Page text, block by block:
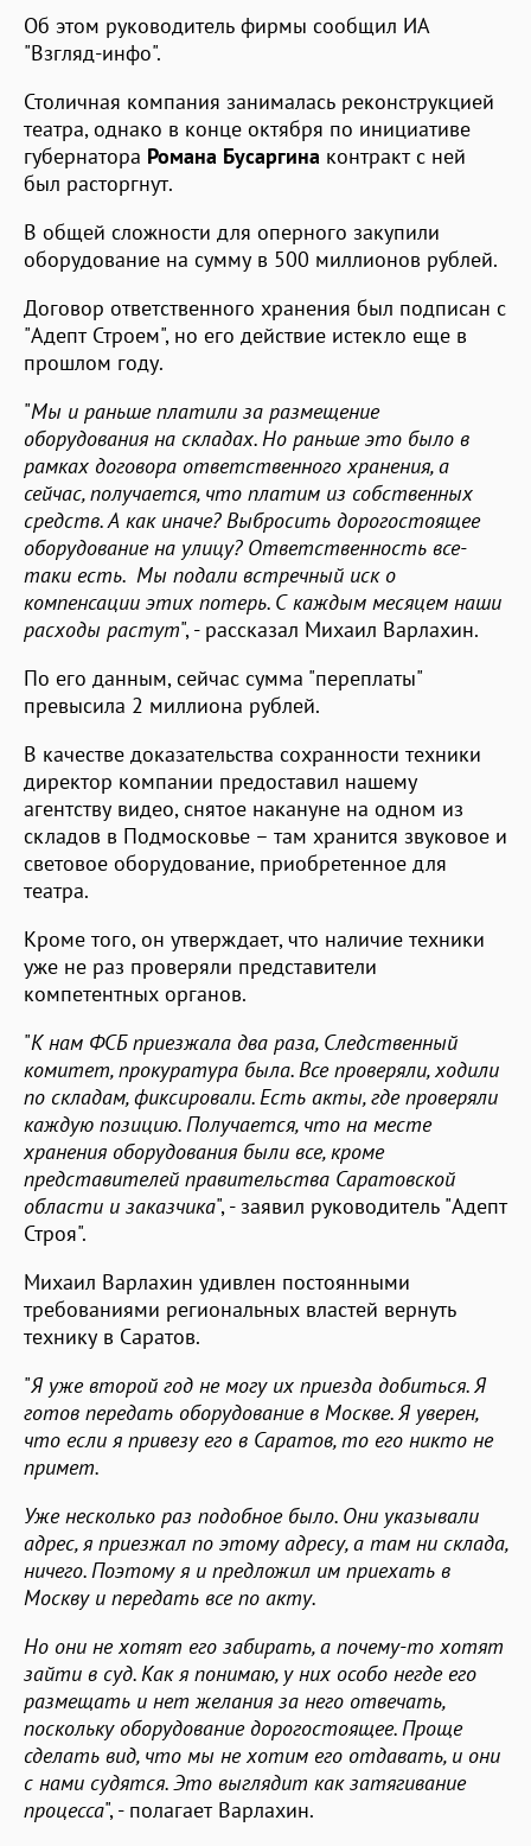
Об этом руководитель фирмы сообщил ИА
"Взгляд-инфо".
Столичная компания занималась реконструкцией
театра, однако в конце октября по инициативе
губернатора Романа Бусаргина контракт с ней
был расторгнут.
В общей сложности для оперного закупили
оборудование на сумму в 500 миллионов рублей.
Договор ответственного хранения был подписан с
"Адепт Строем", но его действие истекло еще в
прошлом году.
"Мы и раньше платили за размещение
оборудования на складах. Но раньше это было в
рамках договора ответственного хранения, а
сейчас, получается, что платим из собственных
средств. А как иначе? Выбросить дорогостоящее
оборудование на улицу? Ответственность все-
таки есть. Мы подали встречный иск о
компенсации этих потерь. С каждым месяцем наши
расходы растут", - рассказал Михаил Варлахин.
По его данным, сейчас сумма "переплаты"
превысила 2 миллиона рублей.
В качестве доказательства сохранности техники
директор компании предоставил нашему
агентству видео, снятое накануне на одном из
складов в Подмосковье – там хранится звуковое и
световое оборудование, приобретенное для
театра.
Кроме того, он утверждает, что наличие техники
уже не раз проверяли представители
компетентных органов.
"К нам ФСБ приезжала два раза, Следственный
комитет, прокуратура была. Все проверяли, ходили
по складам, фиксировали. Есть акты, где проверяли
каждую позицию. Получается, что на месте
хранения оборудования были все, кроме
представителей правительства Саратовской
области и заказчика", - заявил руководитель "Адепт
Строя".
Михаил Варлахин удивлен постоянными
требованиями региональных властей вернуть
технику в Саратов.
"Я уже второй год не могу их приезда добиться. Я
готов передать оборудование в Москве. Я уверен,
что если я привезу его в Саратов, то его никто не
примет.
Уже несколько раз подобное было. Они указывали
адрес, я приезжал по этому адресу, а там ни склада,
ничего. Поэтому я и предложил им приехать в
Москву и передать все по акту.
Но они не хотят его забирать, а почему-то хотят
зайти в суд. Как я понимаю, у них особо негде его
размещать и нет желания за него отвечать,
поскольку оборудование дорогостоящее. Проще
сделать вид, что мы не хотим его отдавать, и они
с нами судятся. Это выглядит как затягивание
процесса", - полагает Варлахин.